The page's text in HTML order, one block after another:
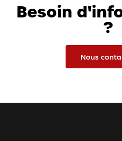
Besoin
?
Nous